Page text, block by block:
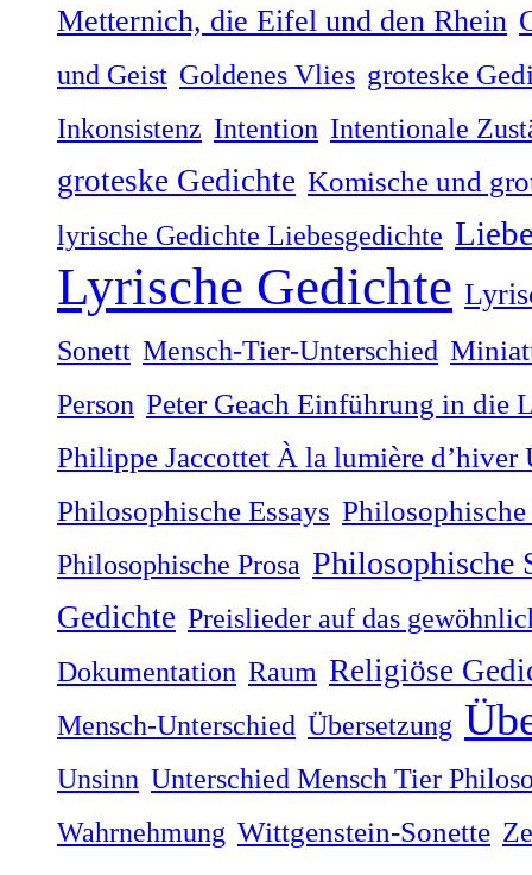
Metternich, die Eifel und den Rhein
und Geist Goldenes Vlies groteske
Inkonsistenz Intention Intentionale
groteske Gedichte Komische und
lyrische Gedichte Liebesgedichte
Lyrische Gedichte
Sonett Mensch-Tier-Unterschied
Person Peter Geach Einführung in die
Philippe Jaccottet À la lumière dʼhiver
Philosophische Essays
Philosophische Prosa Philosophische
Gedichte Preislieder auf das
Dokumentation Raum Religiöse
Mensch-Unterschied Übersetzung
Unsinn Unterschied Mensch Tier
Wahrnehmung Wittgenstein-Sonette